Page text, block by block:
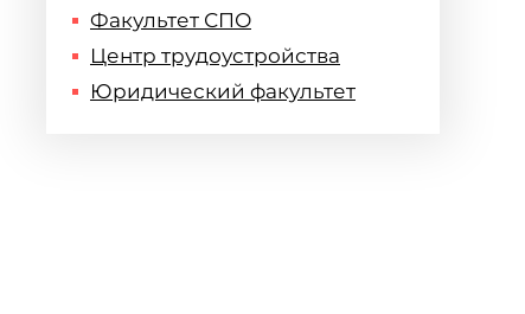
Факультет СПО
Центр трудоустройства
Юридический факультет